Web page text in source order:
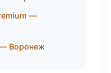
—
— Воронеж